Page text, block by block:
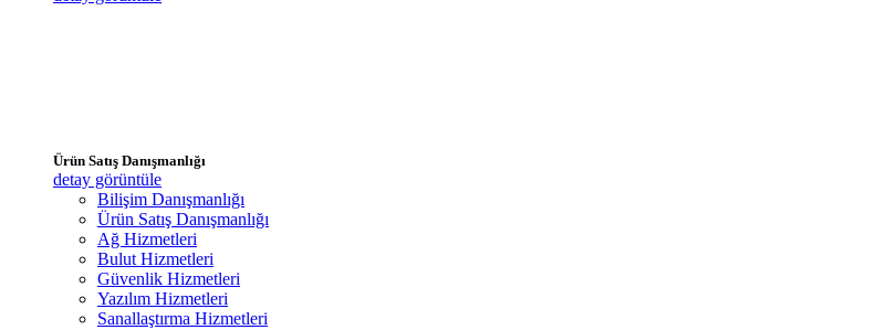
Ürün Satış Danışmanlığı
detay görüntüle
Bilişim Danışmanlığı
Ürün Satış Danışmanlığı
Ağ Hizmetleri
Bulut Hizmetleri
Güvenlik Hizmetleri
Yazılım Hizmetleri
Sanallaştırma Hizmetleri